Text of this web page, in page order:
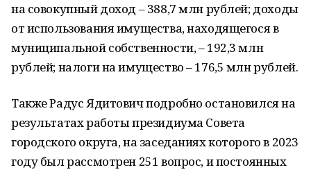
на совокупный доход – 388,7 млн рублей; доходы
от использования имущества, находящегося в
муниципальной собственности, – 192,3 млн
рублей; налоги на имущество – 176,5 млн рублей.
Также Радус Ядитович подробно остановился на
результатах работы президиума Совета
городского округа, на заседаниях которого в 2023
году был рассмотрен 251 вопрос, и постоянных